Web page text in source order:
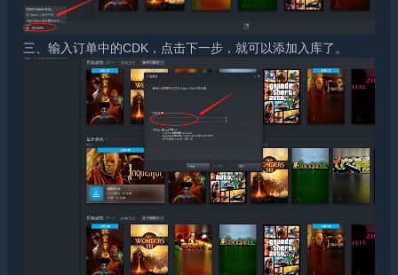
三、输入订单中的CDK，点击下一步，就可以添加入库了。